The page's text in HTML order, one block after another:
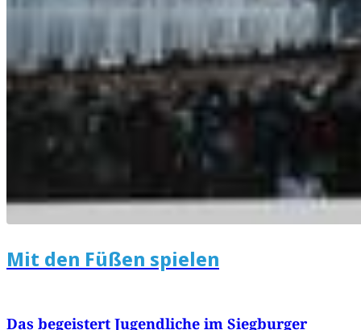
Mit den Füßen spielen
Das begeistert Jugendliche im Siegburger